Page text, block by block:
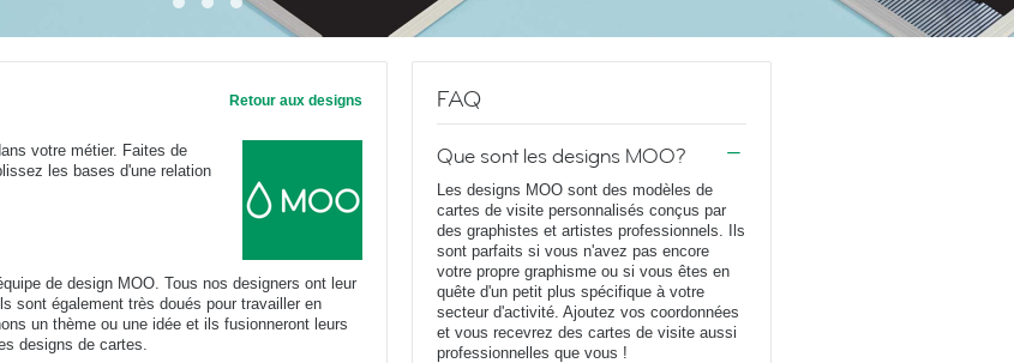
Retour aux designs
votre métier. Faites de
les bases d'une relation
de design MOO. Tous nos designers ont leur
sont également très doués pour travailler en
un thème ou une idée et ils fusionneront leurs
designs de cartes.
FAQ
Que sont les designs MOO?
Les designs MOO sont des modèles de
cartes de visite personnalisés conçus par
des graphistes et artistes professionnels. Ils
sont parfaits si vous n'avez pas encore
votre propre graphisme ou si vous êtes en
quête d'un petit plus spécifique à votre
secteur d'activité. Ajoutez vos coordonnées
et vous recevrez des cartes de visite aussi
professionnelles que vous !